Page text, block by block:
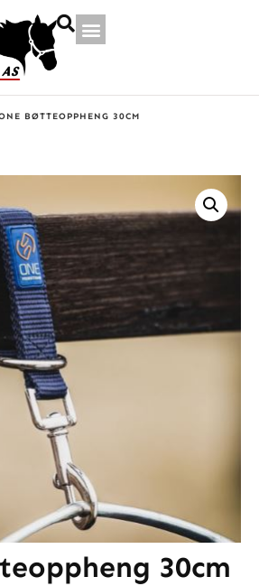
BØTTEOPPHENG 30CM
30cm